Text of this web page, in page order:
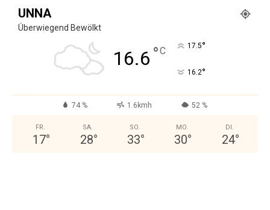
UNNA
Überwiegend Bewölkt
16.6 °C 17.5°
16.2°
74 % 1.6kmh 52 %
FR.
17°
SA.
28°
SO.
33°
MO.
30°
DI.
24°